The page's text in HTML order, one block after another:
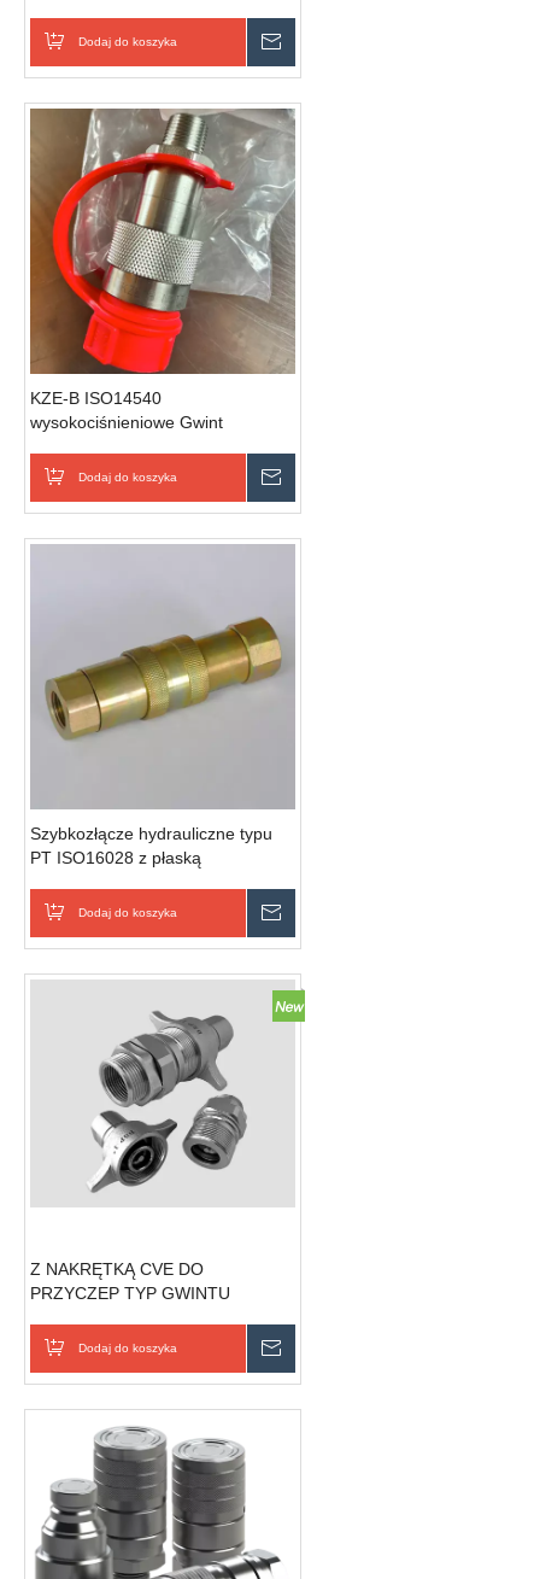
Dodaj do koszyka
KZE-B ISO14540
wysokociśnieniowe Gwint
Locked (stal)Dodaj do koszyka
Szybkozłącze hydrauliczne typu
PT ISO16028 z płaską
Dodaj do koszyka
Z NAKRĘTKĄ CVE DO
PRZYCZEP TYP GWINTU
HYDRAULICZNE
Dodaj do koszyka